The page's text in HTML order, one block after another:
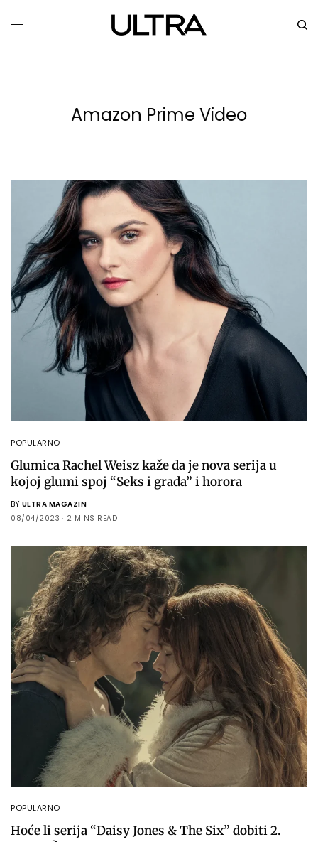
Amazon Prime Video
POPULARNO
Glumica Rachel Weisz kaže da je nova serija u
kojoj glumi spoj “Seks i grada” i horora
BY ULTRA MAGAZIN
08/04/2023
2 MINS READ
POPULARNO
Hoće li serija “Daisy Jones & The Six” dobiti 2.